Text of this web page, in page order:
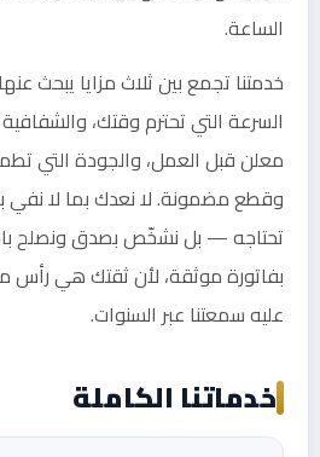
الساعة.
خدمتنا تجمع بين ثلاث مزايا يبحث
السرعة التي تحترم وقتك،
معلن قبل العمل، والجودة التي
وقطع مضمونة. لا نعدك بما لا نفي
تحتاجه — بل نشخّص بصدق ونصلح
بفاتورة موثقة، لأن ثقتك هي رأس
عليه سمعتنا عبر السنوات.
خدماتنا الكاملة